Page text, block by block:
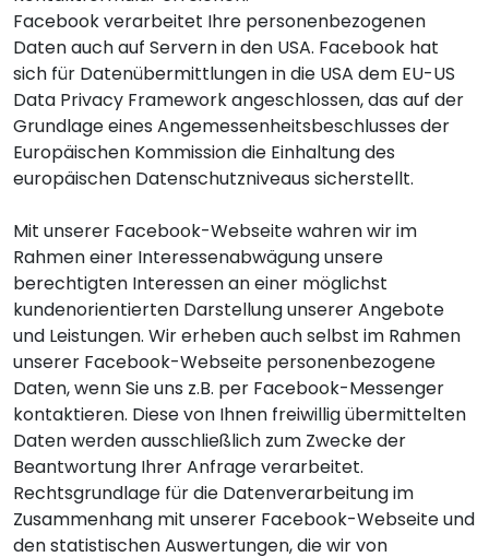
Facebook verarbeitet Ihre personenbezogenen
Daten auch auf Servern in den USA. Facebook hat
sich für Datenübermittlungen in die USA dem EU-US
Data Privacy Framework angeschlossen, das auf der
Grundlage eines Angemessenheitsbeschlusses der
Europäischen Kommission die Einhaltung des
europäischen Datenschutzniveaus sicherstellt.
Mit unserer Facebook-Webseite wahren wir im
Rahmen einer Interessenabwägung unsere
berechtigten Interessen an einer möglichst
kundenorientierten Darstellung unserer Angebote
und Leistungen. Wir erheben auch selbst im Rahmen
unserer Facebook-Webseite personenbezogene
Daten, wenn Sie uns z.B. per Facebook-Messenger
kontaktieren. Diese von Ihnen freiwillig übermittelten
Daten werden ausschließlich zum Zwecke der
Beantwortung Ihrer Anfrage verarbeitet.
Rechtsgrundlage für die Datenverarbeitung im
Zusammenhang mit unserer Facebook-Webseite und
den statistischen Auswertungen, die wir von